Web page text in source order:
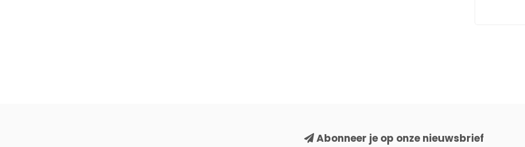
Abonneer je op onze nieuwsbrief